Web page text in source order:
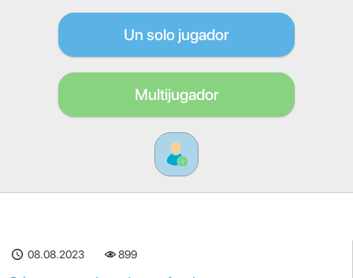
Un solo jugador
Multijugador
08.08.2023 899